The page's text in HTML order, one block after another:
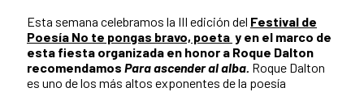
Esta semana celebramos la III edición del Festival de
Poesía No te pongas bravo, poeta y en el marco de
esta fiesta organizada en honor a Roque Dalton
recomendamos Para ascender al alba. Roque Dalton
es uno de los más altos exponentes de la poesía